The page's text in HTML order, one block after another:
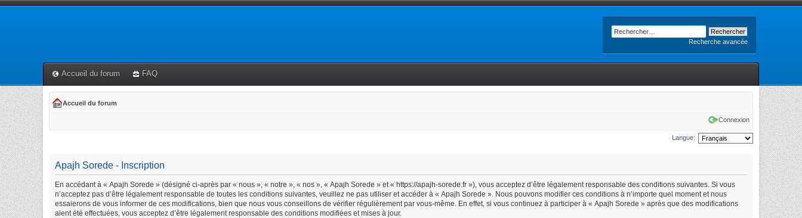
Recherche avancée
Accueil du forum FAQ
Accueil du forum
Connexion
Langue:
Apajh Sorede - Inscription
En accédant à « Apajh Sorede » (désigné ci-après par « nous », « notre », « nos », « Apajh Sorede » et « https://apajh-sorede.fr »), vous acceptez d’être légalement responsable des conditions suivantes. Si vous
n’acceptez pas d’être légalement responsable de toutes les conditions suivantes, veuillez ne pas utiliser et accéder à « Apajh Sorede ». Nous pouvons modifier ces conditions à n’importe quel moment et nous
essaierons de vous informer de ces modifications, bien que nous vous conseillons de vérifier régulièrement par vous-même. En effet, si vous continuez à participer à « Apajh Sorede » après que des modifications
aient été effectuées, vous acceptez d’être légalement responsable des conditions modifiées et mises à jour.